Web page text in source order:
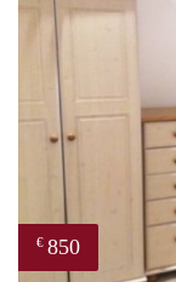
€ 850